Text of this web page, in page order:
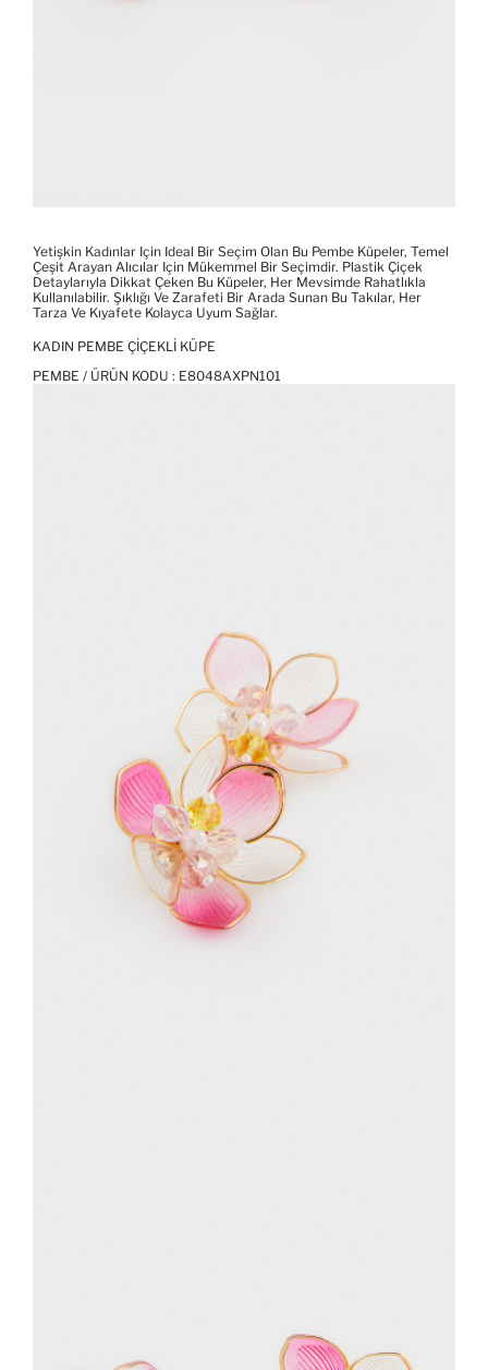
Yetişkin Kadınlar Için Ideal Bir Seçim Olan Bu Pembe Küpeler, Temel
Çeşit Arayan Alıcılar Için Mükemmel Bir Seçimdir. Plastik Çiçek
Detaylarıyla Dikkat Çeken Bu Küpeler, Her Mevsimde Rahatlıkla
Kullanılabilir. Şıklığı Ve Zarafeti Bir Arada Sunan Bu Takılar, Her
Tarza Ve Kıyafete Kolayca Uyum Sağlar.
KADIN PEMBE ÇIÇEKLI KÜPE
PEMBE / ÜRÜN KODU : E8048AXPN101